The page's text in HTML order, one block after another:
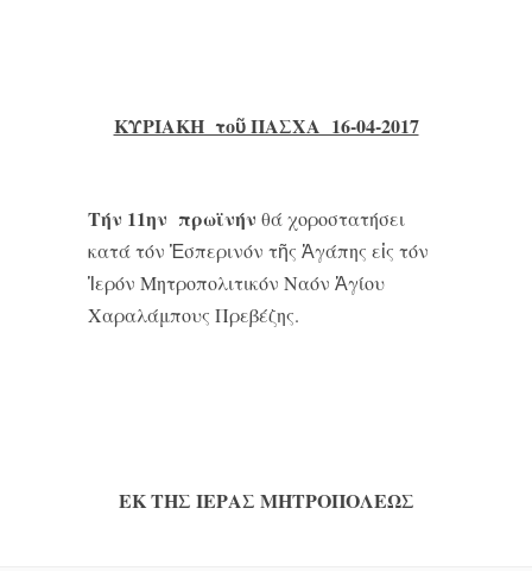
ΚΥΡΙΑΚΗ τοῦ ΠΑΣΧΑ 16-04-2017
Τήν 11ην πρωϊνήν θά χοροστατήσει
κατά τόν Ἑσπερινόν τῆς Ἀγάπης εἰς τόν
Ἱερόν Μητροπολιτικόν Ναόν Ἁγίου
Χαραλάμπους Πρεβέζης.
ΕΚ ΤΗΣ ΙΕΡΑΣ ΜΗΤΡΟΠΟΛΕΩΣ